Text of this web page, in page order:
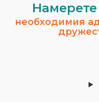
необходимия